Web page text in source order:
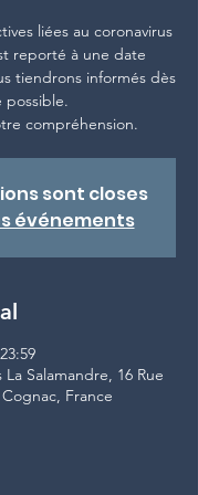
liées au coronavirus
reporté à une date
tiendrons informés dès
possible.
compréhension.
sont closes
événements
Salamandre, 16 Rue
France